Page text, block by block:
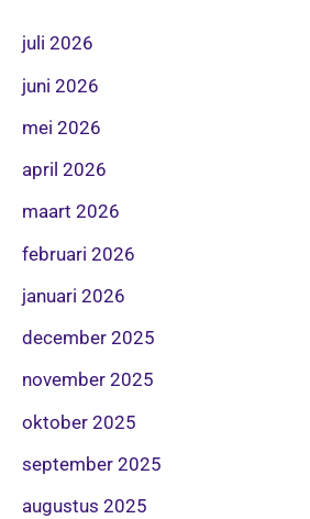
juli 2026
juni 2026
mei 2026
april 2026
maart 2026
februari 2026
januari 2026
december 2025
november 2025
oktober 2025
september 2025
augustus 2025